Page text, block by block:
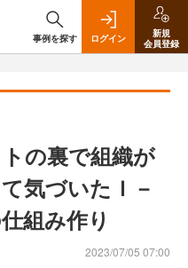
事例を探す ログイン
新規
会員登録
トの裏で組織が
気づいたＩ－
組み作り
2023/07/05 07:00